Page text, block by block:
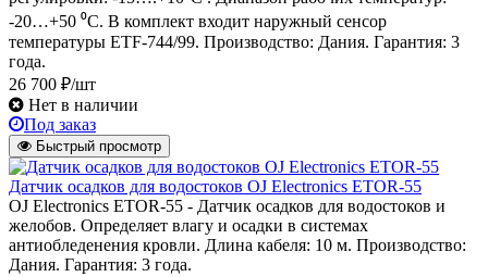
-20…+50 ⁰С. В комплект входит наружный сенсор
температуры ETF-744/99. Производство: Дания. Гарантия: 3
года.
26 700 ₽/шт
Нет в наличии
Под заказ
Быстрый просмотр
Датчик осадков для водостоков OJ Electronics ЕTOR-55
OJ Electronics ЕTOR-55 - Датчик осадков для водостоков и
желобов. Определяет влагу и осадки в системах
антиобледенения кровли. Длина кабеля: 10 м. Производство:
Дания. Гарантия: 3 года.